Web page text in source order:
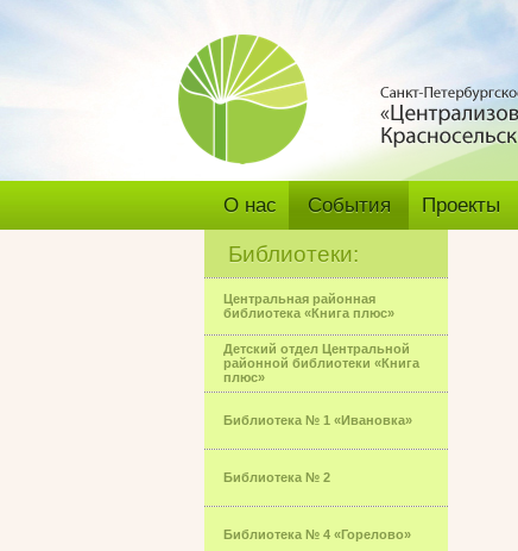
О нас События Проекты
Библиотеки:
Центральная районная
библиотека «Книга плюс»
Детский отдел Центральной
районной библиотеки «Книга
плюс»
Библиотека № 1 «Ивановка»
Библиотека № 2
Библиотека № 4 «Горелово»